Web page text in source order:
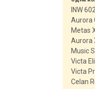
INW 602
Aurora
Metas
Aurora
Music
Victa
Victa
Celan